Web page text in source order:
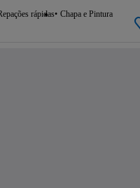
rápidas Chapa e Pintura